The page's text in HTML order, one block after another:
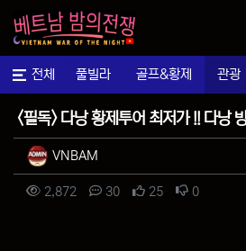
전체 메뉴
마사지 풀빌라 골프&황제 관광
팁&정보
<필독> 다낭 황제투어 최저가 !! 다낭
작성자 정보
VNBAM
컨텐츠 정보
2,872 조회 30댓글 25추천 0비추천